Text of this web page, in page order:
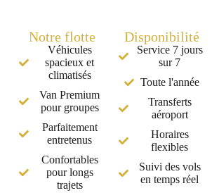
Notre flotte
Véhicules
spacieux et
climatisés
Van Premium
pour groupes
Parfaitement
entretenus
Confortables
pour longs
trajets
Disponibilité
Service 7 jours
sur 7
Toute l'année
Transferts
aéroport
Horaires
flexibles
Suivi des vols
en temps réel